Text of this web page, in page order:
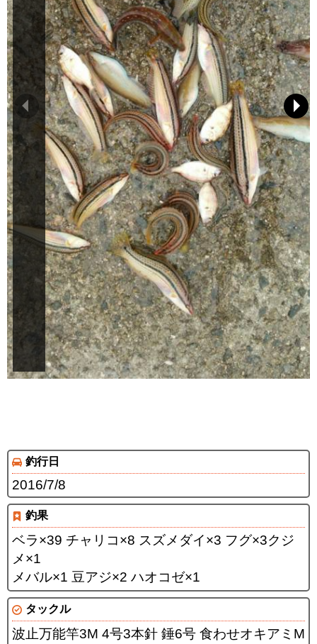
釣行日
2016/7/8
釣果
ベラ×39 チャリコ×8 スズメダイ×3 フグ×3クジ
メ×1
メバル×1 豆アジ×2 ハオコゼ×1
タックル
波止万能竿3M 4号3本針 錘6号 食わせオキアミM